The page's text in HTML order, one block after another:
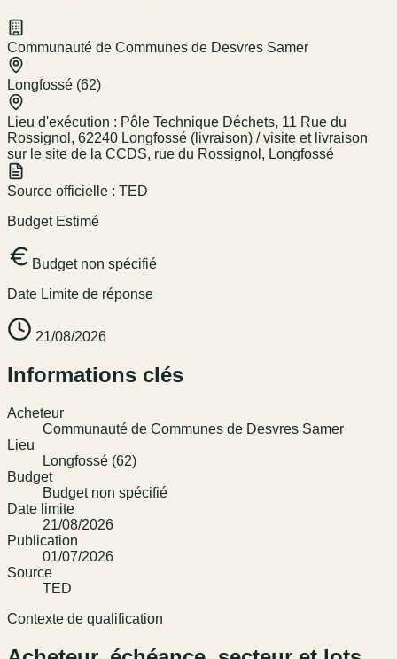
Communauté de Communes de Desvres Samer
Longfossé (62)
Lieu d'exécution : Pôle Technique Déchets, 11 Rue du
Rossignol, 62240 Longfossé (livraison) / visite et livraison
sur le site de la CCDS, rue du Rossignol, Longfossé
Source officielle : TED
Budget Estimé
Budget non spécifié
Date Limite de réponse
21/08/2026
Informations clés
Acheteur
Communauté de Communes de Desvres Samer
Lieu
Longfossé (62)
Budget
Budget non spécifié
Date limite
21/08/2026
Publication
01/07/2026
Source
TED
Contexte de qualification